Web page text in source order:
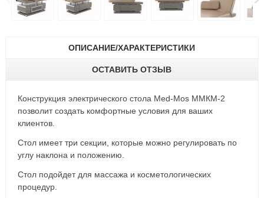
ОПИСАНИЕ/ХАРАКТЕРИСТИКИ
ОСТАВИТЬ ОТЗЫВ
Конструкция электрического стола Med-Mos ММКМ-2
позволит создать комфортные условия для ваших
клиентов.
Стол имеет три секции, которые можно регулировать по
углу наклона и положению.
Стол подойдет для массажа и косметологических
процедур.